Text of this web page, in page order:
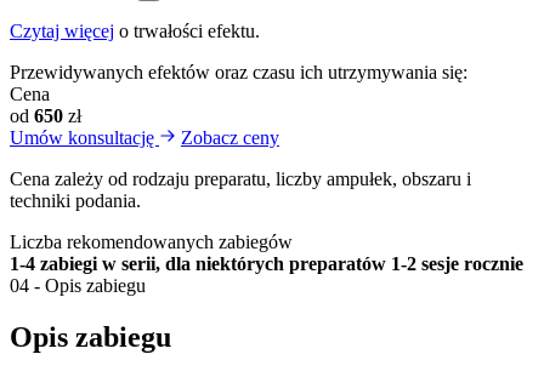
Czytaj więcej o trwałości efektu.
Przewidywanych efektów oraz czasu ich utrzymywania się:
Cena
od 650 zł
Umów konsultację
Zobacz ceny
Cena zależy od rodzaju preparatu, liczby ampułek, obszaru i
techniki podania.
Liczba rekomendowanych zabiegów
1-4 zabiegi w serii, dla niektórych preparatów 1-2 sesje rocznie
04 - Opis zabiegu
Opis zabiegu